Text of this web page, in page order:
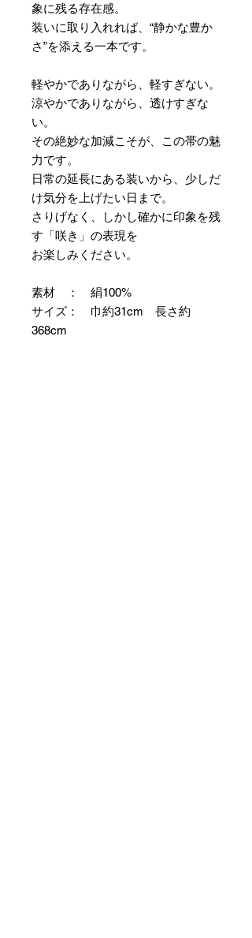
象に残る存在感。
装いに取り入れれば、“静かな豊か
さ”を添える一本です。
軽やかでありながら、軽すぎない。
涼やかでありながら、透けすぎな
い。
その絶妙な加減こそが、この帯の魅
力です。
日常の延長にある装いから、少しだ
け気分を上げたい日まで。
さりげなく、しかし確かに印象を残
す「咲き」の表現を
お楽しみください。
素材 ： 絹100%
サイズ： 巾約31cm 長さ約
368cm